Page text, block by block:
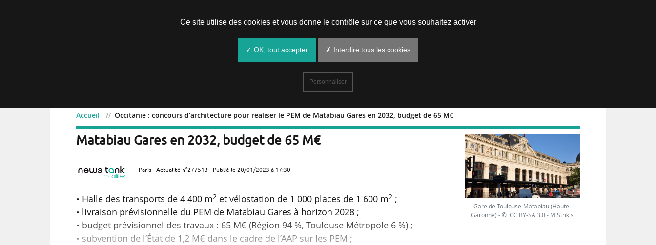
Accueil Occitanie : concours d’architecture pour réaliser le PEM de Matabiau Gares en 2032, budget de 65 M€
Occitanie : concours d’architecture pour réaliser le PEM de
Matabiau Gares en 2032, budget de 65 M€
Paris - Actualité n°277513 - Publié le 20/01/2023 à 17:30
• Halle des transports de 4 400 m2 et vélostation de 1 000 places de 1 600 m2 ;
• livraison prévisionnelle du PEM de Matabiau Gares à horizon 2028 ;
• budget prévisionnel des travaux : 65 M€ (Région 94 %, Toulouse Métropole 6 %) ;
• subvention de l’État de 1,2 M€ dans le cadre de l’AAP sur les PEM ;
Gare de Toulouse-Matabiau (Haute-
Garonne) - © CC BY-SA 3.0 - M.Strīķis
Ce site utilise des cookies et vous donne le contrôle sur ce que vous souhaitez activer
✓ OK, tout accepter ✗ Interdire tous les cookies
Personnaliser